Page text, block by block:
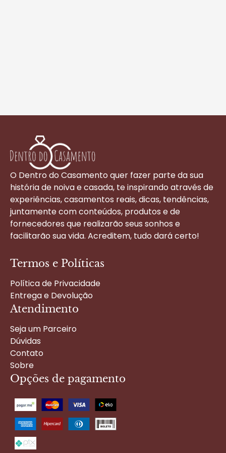
O Dentro do Casamento quer fazer parte da sua
história de noiva e casada, te inspirando através de
experiências, casamentos reais, dicas, tendências,
juntamente com conteúdos, produtos e de
fornecedores que realizarão seus sonhos e
facilitarão sua vida. Acreditem, tudo dará certo!
Termos e Políticas
Política de Privacidade
Entrega e Devolução
Atendimento
Seja um Parceiro
Dúvidas
Contato
Sobre
Opções de pagamento